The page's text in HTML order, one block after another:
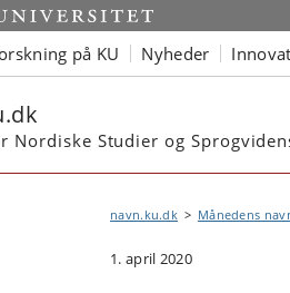
på KU Nyheder
Nordiske Studier og
navn.ku.dk Månedens
1. april 2020